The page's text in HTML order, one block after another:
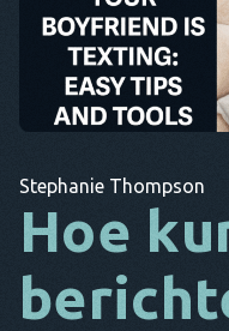
Stephanie Thompson
Hoe